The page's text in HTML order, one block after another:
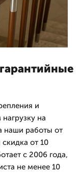
и
на
наши работы от
от 10
с 2006 года,
не менее 10